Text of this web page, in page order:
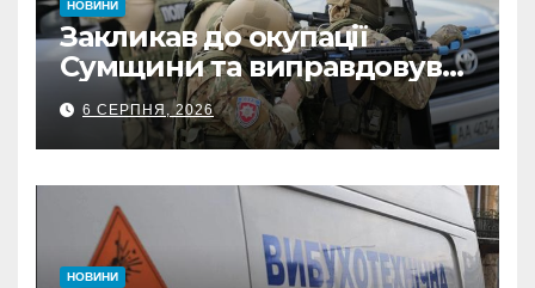
НОВИНИ
Закликав до окупації
Сумщини та виправдовував
обстріли: СБУ викрила
прокремлівського агітатора
з Охтирки
6 СЕРПНЯ, 2026
НОВИНИ